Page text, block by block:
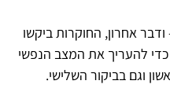
ודבר אחרון, החוקרות ביקשו
להעריך את המצב הנפשי
וגם בביקור השלישי.